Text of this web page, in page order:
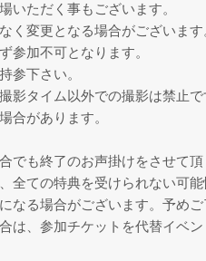
いただく事もございます。
く変更となる場合がございます
参加不可となります。
参下さい。
影タイム以外での撮影は禁止で
合があります。
でも終了のお声掛けをさせて頂
全ての特典を受けられない可
なる場合がございます。予めご
は、参加チケットを代替イベ